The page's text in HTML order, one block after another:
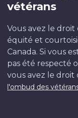
vétérans
Vous avez le
équité et
Canada. Si vous
pas été respecté
vous avez le droit
l'ombud des